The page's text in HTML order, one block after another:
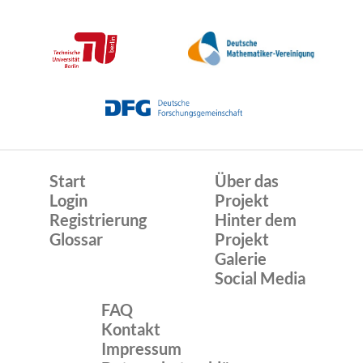
Start
Login
Registrierung
Glossar
Über das
Projekt
Hinter dem
Projekt
Galerie
Social Media
FAQ
Kontakt
Impressum